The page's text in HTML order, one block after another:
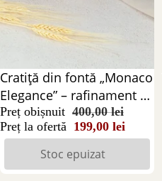
Stoc epuizat
Cratiță din fontă „Monaco
Elegance” – rafinament și
performanță în bucătărie
Preț obișnuit 400,00 lei
Preț la ofertă 199,00 lei
Stoc epuizat